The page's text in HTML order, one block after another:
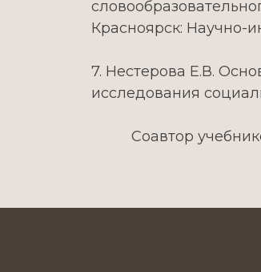
Красноярск: Научно-
7. Нестерова Е.В.
исследования
Соавтор учебников